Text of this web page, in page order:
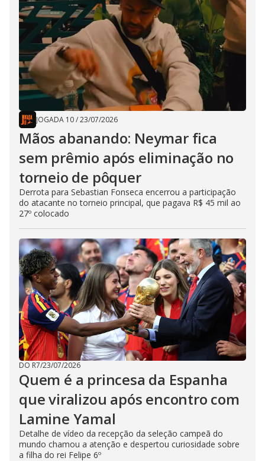
JOGADA 10/23/07/2026
Mãos abanando: Neymar fica
sem prêmio após eliminação no
torneio de pôquer
Derrota para Sebastian Fonseca encerrou a participação
do atacante no torneio principal, que pagava R$ 45 mil ao
27º colocado
DO R7/23/07/2026
Quem é a princesa da Espanha
que viralizou após encontro com
Lamine Yamal
Detalhe de vídeo da recepção da seleção campeã do
mundo chamou a atenção e despertou curiosidade sobre
a filha do rei Felipe 6º